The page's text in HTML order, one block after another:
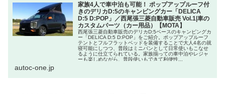
家族4人で車中泊も可能！ ポップアップルーフ付
きのデリカD:5のキャンピングカー「DELICA
D:5 D:POP」／西尾張三菱自動車販売 Vol.1|車の
カスタムパーツ（カー用品）【MOTA】
西尾張三菱自動車販売のデリカD:5ベースのキャンピングカ
ー「DELICA D:5 D:POP」をご紹介。ポップアップルーフ
テントとフルフラットベッドを装備することで大人4名の就
寝可能にしつつ、普段はミニバンとして日常使いもこなせ
るように仕立てられている。家族揃っての車中泊やレジャ
ーも楽しめながら、普段使いもできて利便性...
autoc-one.jp